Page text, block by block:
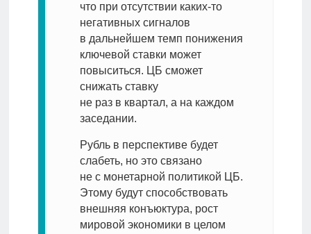
что при отсутствии каких-то
негативных сигналов
в дальнейшем темп понижения
ключевой ставки может
повыситься. ЦБ сможет
снижать ставку
не раз в квартал, а на каждом
заседании.
Рубль в перспективе будет
слабеть, но это связано
не с монетарной политикой ЦБ.
Этому будут способствовать
внешняя конъюктура, рост
мировой экономики в целом